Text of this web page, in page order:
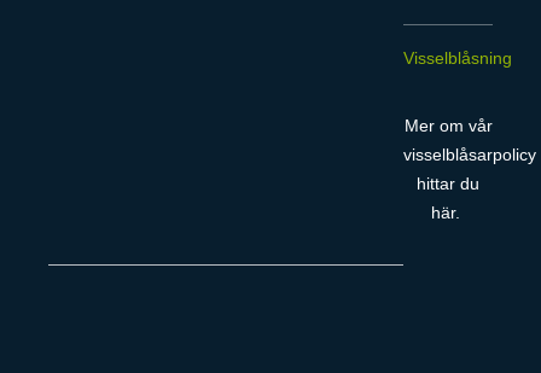
Visselblåsning
Mer om vår
visselblåsarpolicy
hittar du
här.